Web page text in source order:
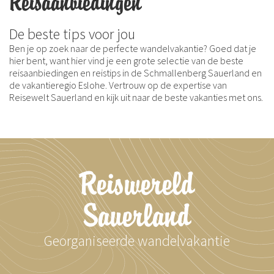
De beste tips voor jou
Ben je op zoek naar de perfecte wandelvakantie? Goed dat je
hier bent, want hier vind je een grote selectie van de beste
reisaanbiedingen en reistips in de Schmallenberg Sauerland en
de vakantieregio Eslohe. Vertrouw op de expertise van
Reisewelt Sauerland en kijk uit naar de beste vakanties met ons.
Reiswereld
Sauerland
Georganiseerde wandelvakantie